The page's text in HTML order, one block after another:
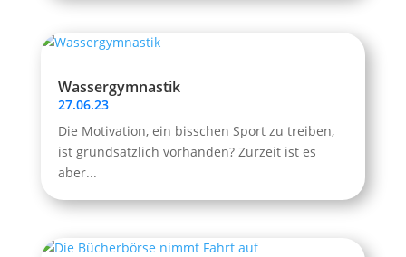
Wassergymnastik
27.06.23
Die Motivation, ein bisschen Sport zu treiben,
ist grundsätzlich vorhanden? Zurzeit ist es
aber...